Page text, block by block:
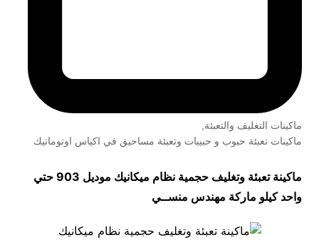
ماكينات التغليف والتعبئة,
ماكينات تعبئة حبوب و حبيبات وتعبئة مساحيق في اكياس اوتوماتيك
ماكينة تعبئة وتغليف حجمية نظام ميكانيك موديل 903 حتي
واحد كيلو ماركة مهندس منســي